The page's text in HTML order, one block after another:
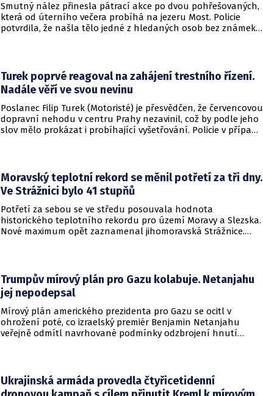
Smutný nález přinesla pátrací akce po dvou pohřešovaných,
která od úterního večera probíhá na jezeru Most. Policie
potvrdila, že našla tělo jedné z hledaných osob bez známek
Turek poprvé reagoval na zahájení trestního řízení.
Nadále věří ve svou nevinu
Poslanec Filip Turek (Motoristé) je přesvědčen, že červencovou
dopravní nehodu v centru Prahy nezavinil, což by podle jeho
slov mělo prokázat i probíhající vyšetřování. Policie v případu
Moravský teplotní rekord se měnil potřetí za tři dny.
Ve Strážnici bylo 41 stupňů
Potřetí za sebou se ve středu posouvala hodnota
historického teplotního rekordu pro území Moravy a Slezska.
Nové maximum opět zaznamenal jihomoravská Strážnice.
Trumpův mírový plán pro Gazu kolabuje. Netanjahu
jej nepodepsal
Mírový plán amerického prezidenta pro Gazu se ocitl v
ohrožení poté, co izraelský premiér Benjamin Netanjahu
veřejně odmítl navrhované podmínky odzbrojení hnutí
Ukrajinská armáda provedla čtyřicetidenní